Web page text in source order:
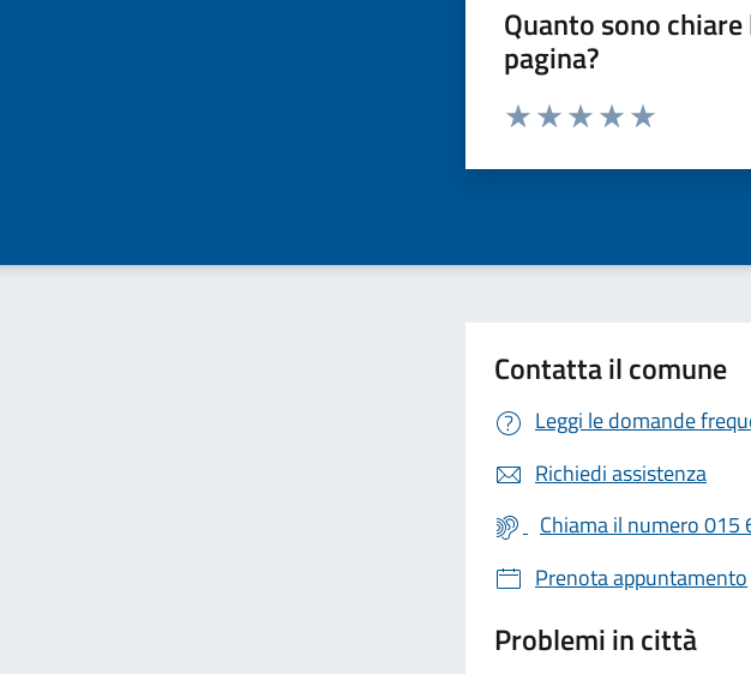
Quanto sono
pagina?
Valuta da 1 a 5 stelle la pagina
Contatta il comune
Leggi le domande
Richiedi assistenza
Chiama il numero 015
Prenota appuntamento
Problemi in città